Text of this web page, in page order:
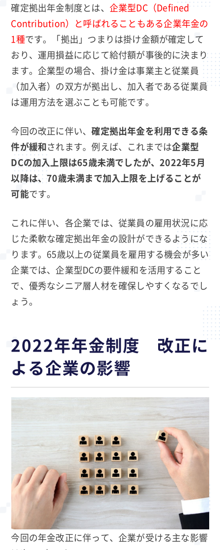
確定拠出年金制度とは、 企業型DC（Defined
Contribution）と呼ばれることもある企業年金の
1種です。「拠出」つまりは掛け金額が確定して
おり、運用損益に応じて給付額が事後的に決まり
ます。企業型の場合、掛け金は事業主と従業員
（加入者）の双方が拠出し、加入者である従業員
は運用方法を選ぶことも可能です。
今回の改正に伴い、確定拠出年金を利用できる条
件が緩和されます。例えば、これまでは企業型
DCの加入上限は65歳未満でしたが、2022年5月
以降は、70歳未満まで加入上限を上げることが
可能です。
これに伴い、各企業では、従業員の雇用状況に応
じた柔軟な確定拠出年金の設計ができるようにな
ります。65歳以上の従業員を雇用する機会が多い
企業では、企業型DCの要件緩和を活用すること
で、優秀なシニア層人材を確保しやすくなるでし
ょう。
2022年年金制度 改正に
よる企業の影響
今回の年金改正に伴って、企業が受ける主な影響